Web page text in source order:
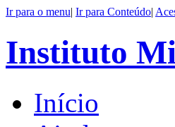
Ir para o menu| Ir para Conteúdo|
Instituto
Início